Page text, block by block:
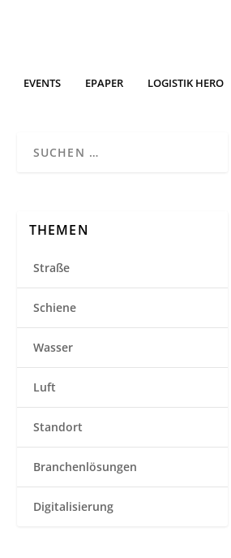
EVENTS EPAPER LOGISTIK HERO
THEMEN
Straße
Schiene
Wasser
Luft
Standort
Branchenlösungen
Digitalisierung